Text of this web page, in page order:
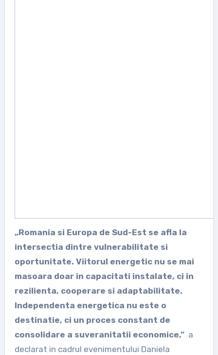
„Romania si Europa de Sud-Est se afla la
intersectia dintre vulnerabilitate si
oportunitate. Viitorul energetic nu se mai
masoara doar in capacitati instalate, ci in
rezilienta, cooperare si adaptabilitate.
Independenta energetica nu este o
destinatie, ci un proces constant de
consolidare a suveranitatii economice,”a
declarat in cadrul evenimentului Daniela